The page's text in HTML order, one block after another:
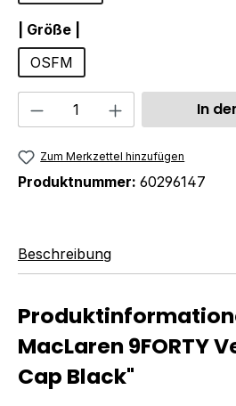
| Größe |
OSFM
Produkt Anzahl: Gib
In
Zum Merkzettel hinzufügen
Produktnummer: 60296147
Beschreibung
MacLaren 9FORTY
Cap Black"